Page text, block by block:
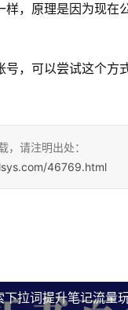
样，原理是因为现在
号，可以尝试这个方
，请注明出处：
46769.html
下拉词提升笔记流量